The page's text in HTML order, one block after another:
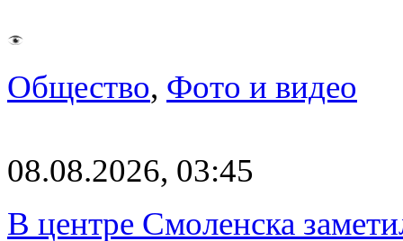
Общество, Фото и видео
08.08.2026, 03:45
В центре Смоленска